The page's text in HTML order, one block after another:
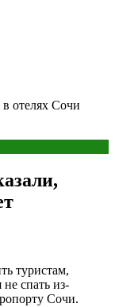
в отелях Сочи
туристам,
не спать из-
Сочи.